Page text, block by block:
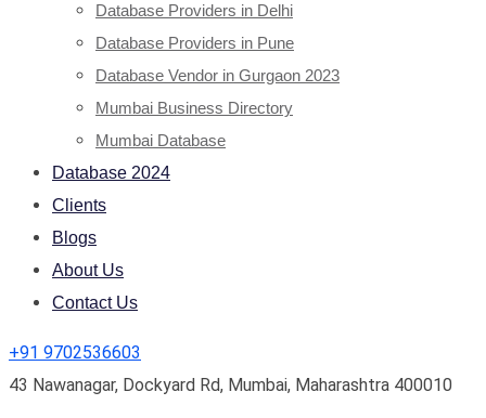
Database Providers in Delhi
Database Providers in Pune
Database Vendor in Gurgaon 2023
Mumbai Business Directory
Mumbai Database
Database 2024
Clients
Blogs
About Us
Contact Us
+91 9702536603
43 Nawanagar, Dockyard Rd, Mumbai, Maharashtra 400010